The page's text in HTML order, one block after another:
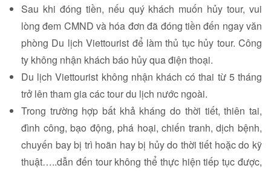
Sau khi đóng tiền, nếu quý khách muốn hủy tour, vui
lòng đem CMND và hóa đơn đã đóng tiền đến ngay văn
phòng Du lịch Viettourist để làm thủ tục hủy tour. Công
ty không nhận khách báo hủy qua điện thoại.
Du lịch Viettourist không nhận khách có thai từ 5 tháng
trở lên tham gia các tour du lịch nước ngoài.
Trong trường hợp bất khả kháng do thời tiết, thiên tai,
đình công, bạo động, phá hoại, chiến tranh, dịch bệnh,
chuyến bay bị trì hoãn hay bị hủy do thời tiết hoặc do kỹ
thuật…..dẫn đến tour không thể thực hiện tiếp tục được,